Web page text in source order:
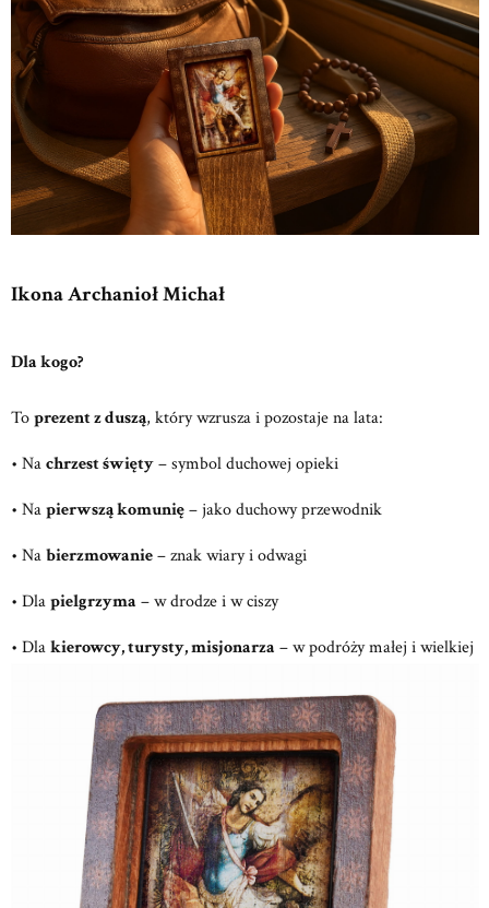
Ikona Archanioł Michał
Dla kogo?
To prezent z duszą, który wzrusza i pozostaje na lata:
• Na chrzest święty – symbol duchowej opieki
• Na pierwszą komunię – jako duchowy przewodnik
• Na bierzmowanie – znak wiary i odwagi
• Dla pielgrzyma – w drodze i w ciszy
• Dla kierowcy, turysty, misjonarza – w podróży małej i wielkiej